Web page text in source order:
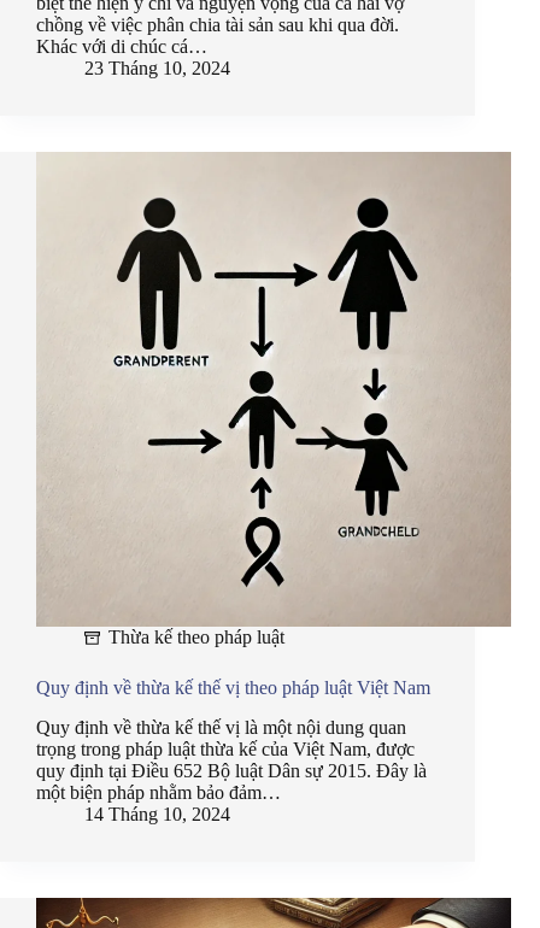
chồng về việc phân chia tài sản sau khi qua đời.
Khác với di chúc cá…
23 Tháng 10, 2024
Thừa kế theo pháp luật
Quy định về thừa kế thế vị theo pháp luật Việt Nam
Quy định về thừa kế thế vị là một nội dung quan
trọng trong pháp luật thừa kế của Việt Nam, được
quy định tại Điều 652 Bộ luật Dân sự 2015. Đây là
một biện pháp nhằm bảo đảm…
14 Tháng 10, 2024